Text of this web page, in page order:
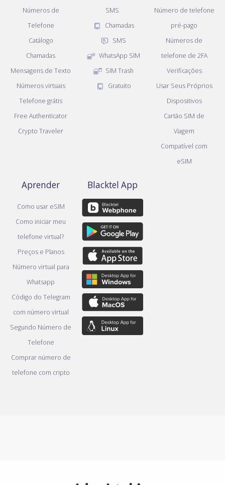
Números de
Telefone
Catálogo
Chamadas
Mensagens de Texto
Números virtuais
Telefone grátis
Free Authenticator
Crypto Traveler
SMS
Chamadas
SMS
WhatsApp SIM
SIM Trash
Gratuito
Número de telefone
pré-pago
Números de
telefone de 2FA
Verificações
Usar Seus Próprios
Dispositivos
Cartão SIM de
Viagem
Compatível com
eSIM
Aprender
Como usar eSIM
Como iniciar meu
telefone virtual?
Preços e Planos
Número virtual para
Whatsapp
Código do Telegram
com número virtual
Segundo Número de
Telefone
Comprar número de
telefone com cripto
Blacktel App